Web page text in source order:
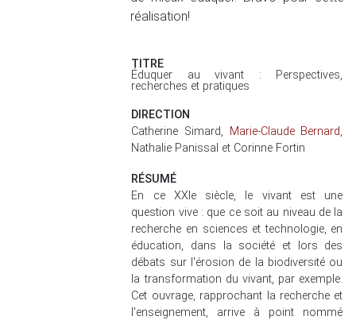
réalisation!
TITRE
Éduquer au vivant : Perspectives,
recherches et pratiques
DIRECTION
Catherine Simard,
Marie-Claude Bernard,
Nathalie Panissal et Corinne Fortin
RÉSUMÉ
En ce XXIe siècle, le vivant est une
question vive : que ce soit au niveau de la
recherche en sciences et technologie, en
éducation, dans la société et lors des
débats sur l'érosion de la biodiversité ou
la transformation du vivant, par exemple.
Cet ouvrage, rapprochant la recherche et
l'enseignement, arrive à point nommé